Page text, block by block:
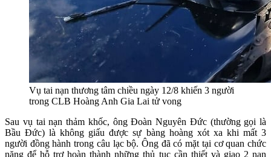
Vụ tai nạn thương tâm chiều ngày 12/8 khiến 3 người
trong CLB Hoàng Anh Gia Lai tử vong
Sau vụ tai nạn thảm khốc, ông Đoàn Nguyên Đức (thường gọi là
Bầu Đức) là không giấu được sự bàng hoàng xót xa khi mất 3
người đồng hành trong câu lạc bộ. Ông đã có mặt tại cơ quan chức
năng để hỗ trợ hoàn thành những thủ tục cần thiết và giao 2 nạn